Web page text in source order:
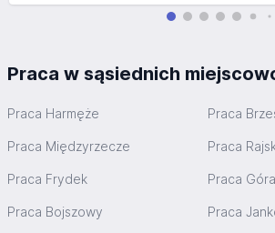
Praca w sąsiednich
Praca Harmęże Praca
Praca Międzyrzecze Praca
Praca Frydek Praca Góra
Praca Bojszowy Praca